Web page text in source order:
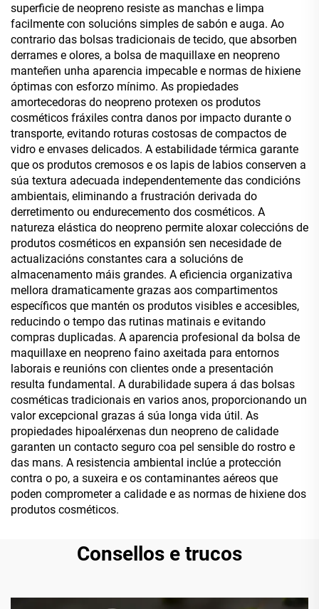
superficie de neopreno resiste as manchas e limpa
facilmente con solucións simples de sabón e auga. Ao
contrario das bolsas tradicionais de tecido, que absorben
derrames e olores, a bolsa de maquillaxe en neopreno
manteñen unha aparencia impecable e normas de hixiene
óptimas con esforzo mínimo. As propiedades
amortecedoras do neopreno protexen os produtos
cosméticos fráxiles contra danos por impacto durante o
transporte, evitando roturas costosas de compactos de
vidro e envases delicados. A estabilidade térmica garante
que os produtos cremosos e os lapis de labios conserven a
súa textura adecuada independentemente das condicións
ambientais, eliminando a frustración derivada do
derretimento ou endurecemento dos cosméticos. A
natureza elástica do neopreno permite aloxar coleccións de
produtos cosméticos en expansión sen necesidade de
actualizacións constantes cara a solucións de
almacenamento máis grandes. A eficiencia organizativa
mellora dramaticamente grazas aos compartimentos
específicos que mantén os produtos visibles e accesibles,
reducindo o tempo das rutinas matinais e evitando
compras duplicadas. A aparencia profesional da bolsa de
maquillaxe en neopreno faino axeitada para entornos
laborais e reunións con clientes onde a presentación
resulta fundamental. A durabilidade supera á das bolsas
cosméticas tradicionais en varios anos, proporcionando un
valor excepcional grazas á súa longa vida útil. As
propiedades hipoalérxenas dun neopreno de calidade
garanten un contacto seguro coa pel sensible do rostro e
das mans. A resistencia ambiental inclúe a protección
contra o po, a suxeira e os contaminantes aéreos que
poden comprometer a calidade e as normas de hixiene dos
produtos cosméticos.
Consellos e trucos